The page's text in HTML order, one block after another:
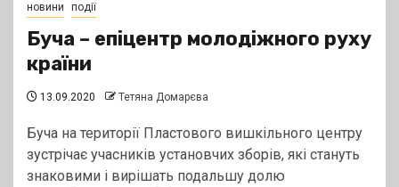
новини події
Буча – епіцентр молодіжного руху
країни
13.09.2020 Тетяна Домарєва
Буча на території Пластового вишкільного центру
зустрічає учасників установчих зборів, які стануть
знаковими і вирішать подальшу долю